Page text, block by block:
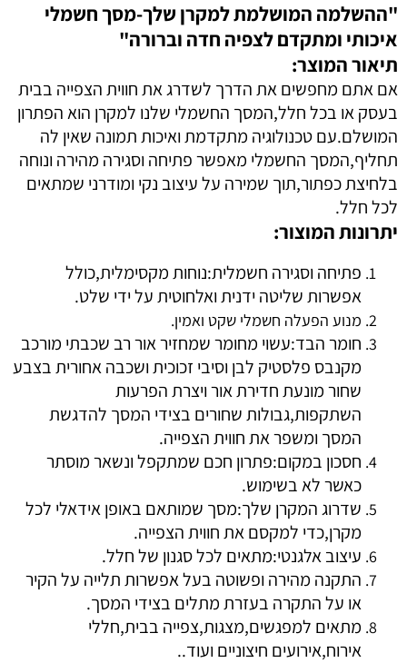
"ההשלמה המושלמת למקרן שלך-מסך חשמלי
איכותי ומתקדם לצפיה חדה וברורה"
תיאור המוצר:
אם אתם מחפשים את הדרך לשדרג את חווית הצפייה בבית
בעסק או בכל חלל,המסך החשמלי שלנו למקרן הוא הפתרון
המושלם.עם טכנולוגיה מתקדמת ואיכות תמונה שאין לה
תחליף,המסך החשמלי מאפשר פתיחה וסגירה מהירה ונוחה
בלחיצת כפתור,תוך שמירה על עיצוב נקי ומודרני שמתאים
לכל חלל.
יתרונות המוצור:
פתיחה וסגירה חשמלית:נוחות מקסימלית,כולל
אפשרות שליטה ידנית ואלחוטית על ידי שלט.
מנוע הפעלה חשמלי שקט ואמין.
חומר הבד:עשוי מחומר שמחזיר אור רב שכבתי מורכב
מקנבס פלסטיק לבן וסיבי זכוכית ושכבה אחורית בצבע
שחור מונעת חדירת אור ויצרת הפרעות
השתקפות,גבולות שחורים בצידי המסך להדגשת
המסך ומשפר את חווית הצפייה.
חסכון במקום:פתרון חכם שמתקפל ונשאר מוסתר
כאשר לא בשימוש.
שדרוג המקרן שלך:מסך שמותאם באופן אידאלי לכל
מקרן,כדי למקסם את חווית הצפייה.
עיצוב אלגנטי:מתאים לכל סגנון של חלל.
התקנה מהירה ופשוטה בעל אפשרות תלייה על הקיר
או על התקרה בעזרת מתלים בצידי המסך.
מתאים למפגשים,מצגות,צפייה בבית,חללי
אירוח,אירועים חיצוניים ועוד..